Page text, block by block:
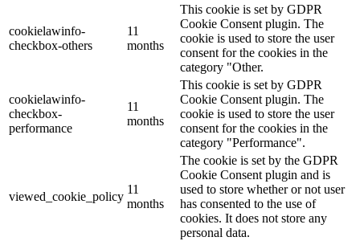
cookielawinfo-
checkbox-others
11
months
This cookie is set by GDPR
Cookie Consent plugin. The
cookie is used to store the user
consent for the cookies in the
category "Other.
cookielawinfo-
checkbox-
performance
11
months
This cookie is set by GDPR
Cookie Consent plugin. The
cookie is used to store the user
consent for the cookies in the
category "Performance".
viewed_cookie_policy
11
months
The cookie is set by the GDPR
Cookie Consent plugin and is
used to store whether or not user
has consented to the use of
cookies. It does not store any
personal data.